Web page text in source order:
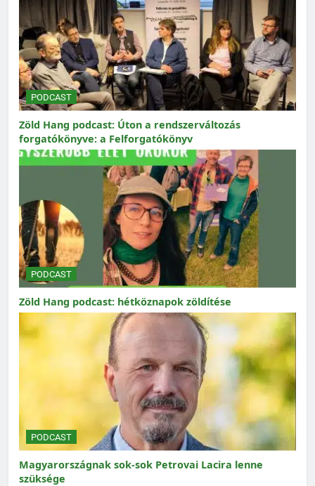
PODCAST
Zöld Hang podcast: Úton a rendszerváltozás
forgatókönyve: a Felforgatókönyv
PODCAST
Zöld Hang podcast: hétköznapok zöldítése
PODCAST
Magyarországnak sok-sok Petrovai Lacira lenne
szüksége